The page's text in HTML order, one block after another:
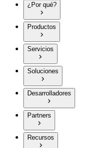
¿Por qué?
Productos
Servicios
Soluciones
Desarrolladores
Partners
Recursos